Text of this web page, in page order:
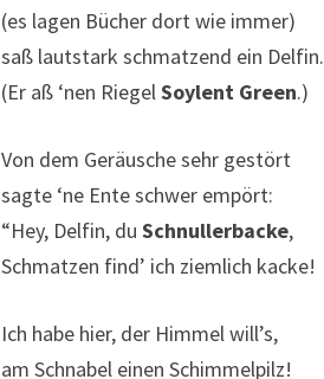
(es lagen Bücher dort wie immer)
saß lautstark schmatzend ein Delfin.
(Er aß ‘nen RiegelSoylent Green.)
Von dem Geräusche sehr gestört
sagte ‘ne Ente schwer empört:
“Hey, Delfin, du Schnullerbacke,
Schmatzen find’ ich ziemlich kacke!
Ich habe hier, der Himmel will’s,
am Schnabel einen Schimmelpilz!